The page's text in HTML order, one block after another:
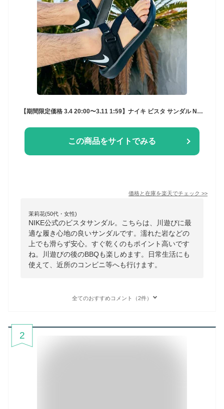
【期間限定価格 3.4 20:00〜3.11 1:59】ナイキ ビスタ サンダル NIKE シューズ ライフスタイル サンダル Sportswear スポーツウェア メンズ シャワーサンダル ビーサン SU23 黒 靴 dj6605-001 アウトドア 白 ぺたんこ ギフト 川遊び
この商品をサイトでみる
価格と在庫を楽天でチェック >>
茉莉花(50代・女性)
NIKE公式のビスタサンダル。こちらは、川遊びに最
適な履き心地の良いサンダルです。濡れた岩などの
上でも滑らず安心。すぐ乾くのもポイント高いです
ね。川遊びの後のBBQも楽しめます。日常生活にも
使えて、近所のコンビニ等へも行けます。
全てのおすすめコメント（2件）
2